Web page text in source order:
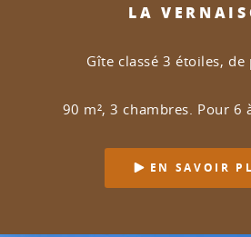
LA
Gîte classé 3 étoiles, de
90 m², 3 chambres. Pour 6
EN SAVOIR